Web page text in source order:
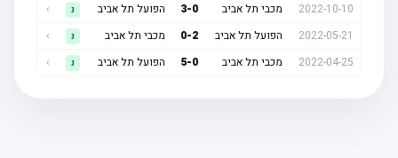
2022-10-10
מכבי תל אביב 3- הפועל תל אביב
2022-05-21
הפועל תל אביב 0- מכבי תל אביב
2022-04-25
מכבי תל אביב 5- הפועל תל אביב